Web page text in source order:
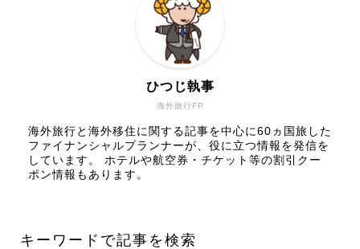
海外旅行FP
ひつじ執事
海外旅行と海外移住に関する記事を中心に60ヵ国旅した
ファイナンシャルプランナーが、役に立つ情報を発信を
しています。 ホテルや航空券・チケット等の割引クー
ポン情報もあります。
キーワードで記事を検索